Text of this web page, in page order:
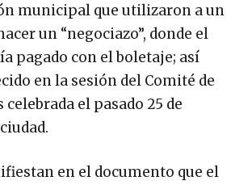
municipal que utilizaron a un
un “negociazo”, donde el
pagado con el boletaje; así
en la sesión del Comité de
el pasado 25 de
en el documento que el